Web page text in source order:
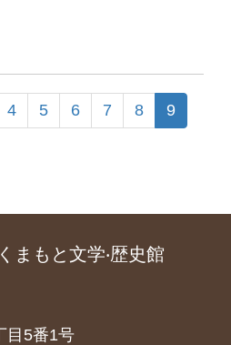
4 5 6 7 8 9
まもと文学‧歴史館
目5番1号